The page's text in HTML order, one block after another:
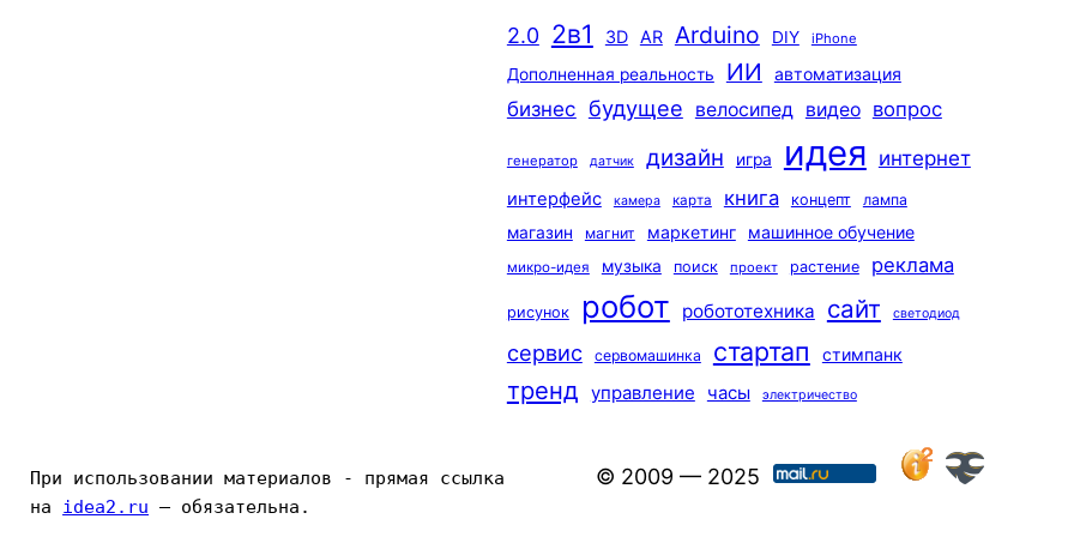
2.0 2в1 3D AR Arduino DIY iPhone
Дополненная реальность ИИ автоматизация
бизнес будущее велосипед видео вопрос
генератор датчик дизайн игра идея интернет
интерфейс камера карта книга концепт лампа
магазин магнит маркетинг машинное обучение
микро-идея музыка поиск проект растение реклама
рисунок робот робототехника сайт светодиод
сервис сервомашинка стартап стимпанк
тренд управление часы электричество
При использовании материалов - прямая ссылка
на idea2.ru — обязательна.
© 2009 — 2025